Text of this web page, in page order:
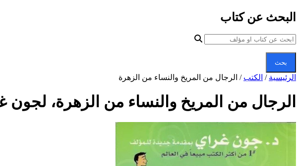
البحث عن كتاب
بحث
الرئيسية / الكتب / الرجال من المريخ والنساء من الزهرة
الرجال من المريخ والنساء من الزهرة، لجون